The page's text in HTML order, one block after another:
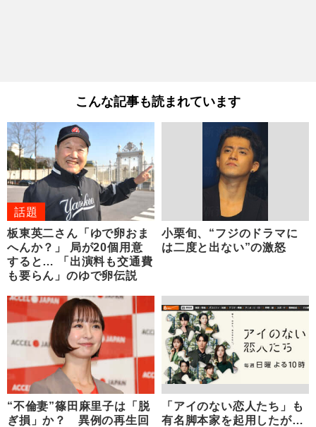
こんな記事も読まれています
話題
板東英二さん「ゆで卵おま
へんか？」 局が20個用意
すると… 「出演料も交通費
も要らん」のゆで卵伝説
小栗旬、“フジのドラマに
は二度と出ない”の激怒
“不倫妻”篠田麻里子は「脱
ぎ損」か？ 異例の再生回
「アイのない恋人たち」も
有名脚本家を起用したが…